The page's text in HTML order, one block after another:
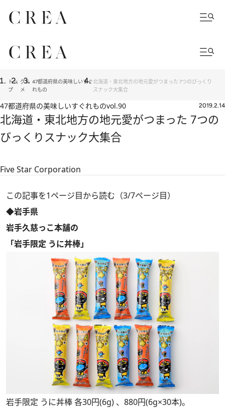
トッ
プ
グル
メ
47都道府県の美味しいすぐ
れもの
北海道・東北地方の地元愛がつまった 7つのびっくり
スナック大集合
47都道府県の美味しいすぐれものvol.90 2019.2.14
北海道・東北地方の地元愛がつまった 7つの
びっくりスナック大集合
Five Star Corporation
この記事を1ページ目から読む（3/7ページ目）
◆岩手県
岩手久慈っこ本舗の
「岩手限定 うに丼棒」
岩手限定 うに丼棒 各30円(6g) 、880円(6g×30本)。